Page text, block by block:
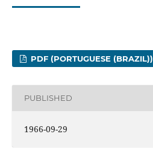
PDF (PORTUGUESE (BRAZIL))
PUBLISHED
1966-09-29